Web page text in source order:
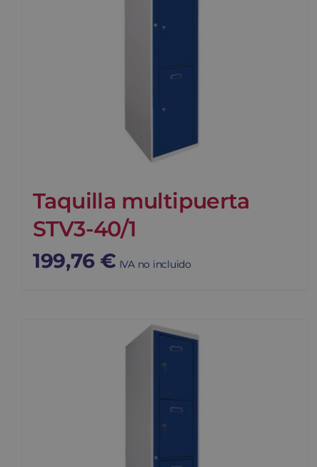
Taquilla multipuerta
STV3-40/1
199,76 € IVA no incluido